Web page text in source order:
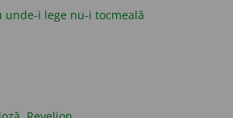
unde-i lege nu-i tocmeală